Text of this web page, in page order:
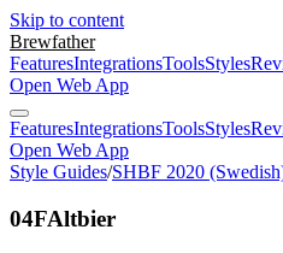
Skip to content
Brewfather
FeaturesIntegrationsToolsStyles
Open Web App
FeaturesIntegrationsToolsStyles
Open Web App
Style Guides/SHBF 2020
04FAltbier